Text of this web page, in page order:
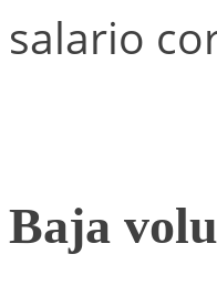
salario
Baja